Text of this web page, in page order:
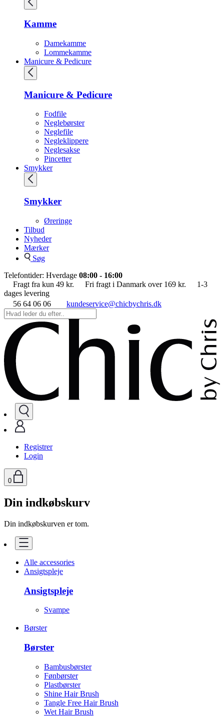
Kamme
Damekamme
Lommekamme
Manicure & Pedicure
Manicure & Pedicure
Fodfile
Neglebørster
Neglefile
Negleklippere
Neglesakse
Pincetter
Smykker
Smykker
Øreringe
Tilbud
Nyheder
Mærker
Søg
Telefontider: Hverdage 08:00 - 16:00
Fragt fra kun 49 kr.
Fri fragt i Danmark over 169 kr.
1-3
dages levering
56 64 06 06
kundeservice@chicbychris.dk
Registrer
Login
0
Din indkøbskurv
Din indkøbskurven er tom.
Alle accessories
Ansigtspleje
Ansigtspleje
Svampe
Børster
Børster
Bambusbørster
Fønbørster
Plastbørster
Shine Hair Brush
Tangle Free Hair Brush
Wet Hair Brush